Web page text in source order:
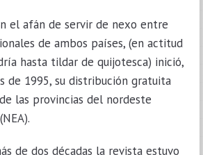
el afán de servir de nexo entre
de ambos países, (en actitud
hasta tildar de quijotesca) inició,
de 1995, su distribución gratuita
las provincias del nordeste
de dos décadas la revista estuvo